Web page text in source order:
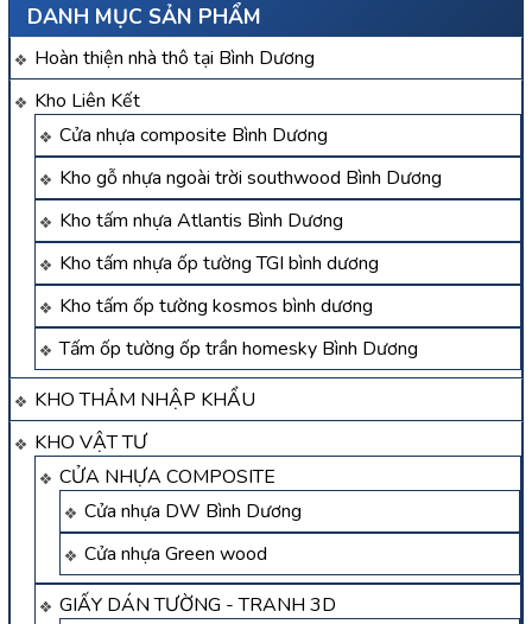
DANH MỤC SẢN PHẨM
Hoàn thiện nhà thô tại Bình Dương
Kho Liên Kết
Cửa nhựa composite Bình Dương
Kho gỗ nhựa ngoài trời southwood Bình Dương
Kho tấm nhựa Atlantis Bình Dương
Kho tấm nhựa ốp tường TGI bình dương
Kho tấm ốp tường kosmos bình dương
Tấm ốp tường ốp trần homesky Bình Dương
KHO THẢM NHẬP KHẨU
KHO VẬT TƯ
CỬA NHỰA COMPOSITE
Cửa nhựa DW Bình Dương
Cửa nhựa Green wood
GIẤY DÁN TƯỜNG - TRANH 3D